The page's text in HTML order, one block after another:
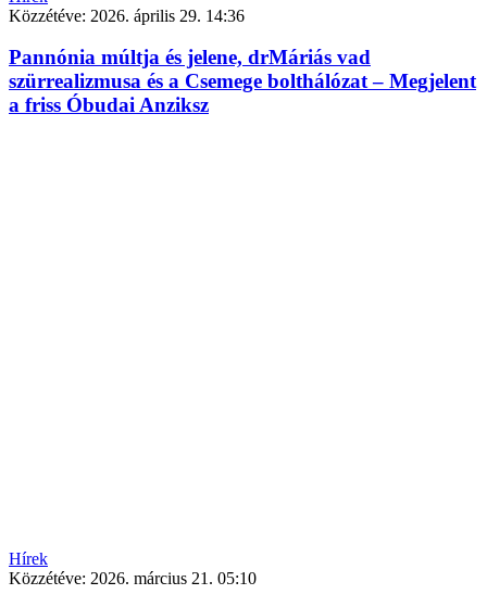
Közzétéve: 2026. április 29. 14:36
Pannónia múltja és jelene, drMáriás vad
szürrealizmusa és a Csemege bolthálózat – Megjelent
a friss Óbudai Anziksz
Hírek
Közzétéve: 2026. március 21. 05:10